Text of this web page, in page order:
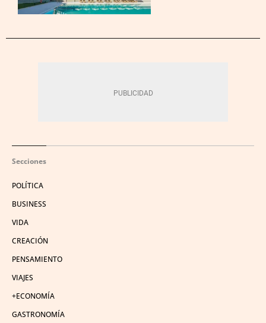
Secciones
POLÍTICA
BUSINESS
VIDA
CREACIÓN
PENSAMIENTO
VIAJES
+ECONOMÍA
GASTRONOMÍA